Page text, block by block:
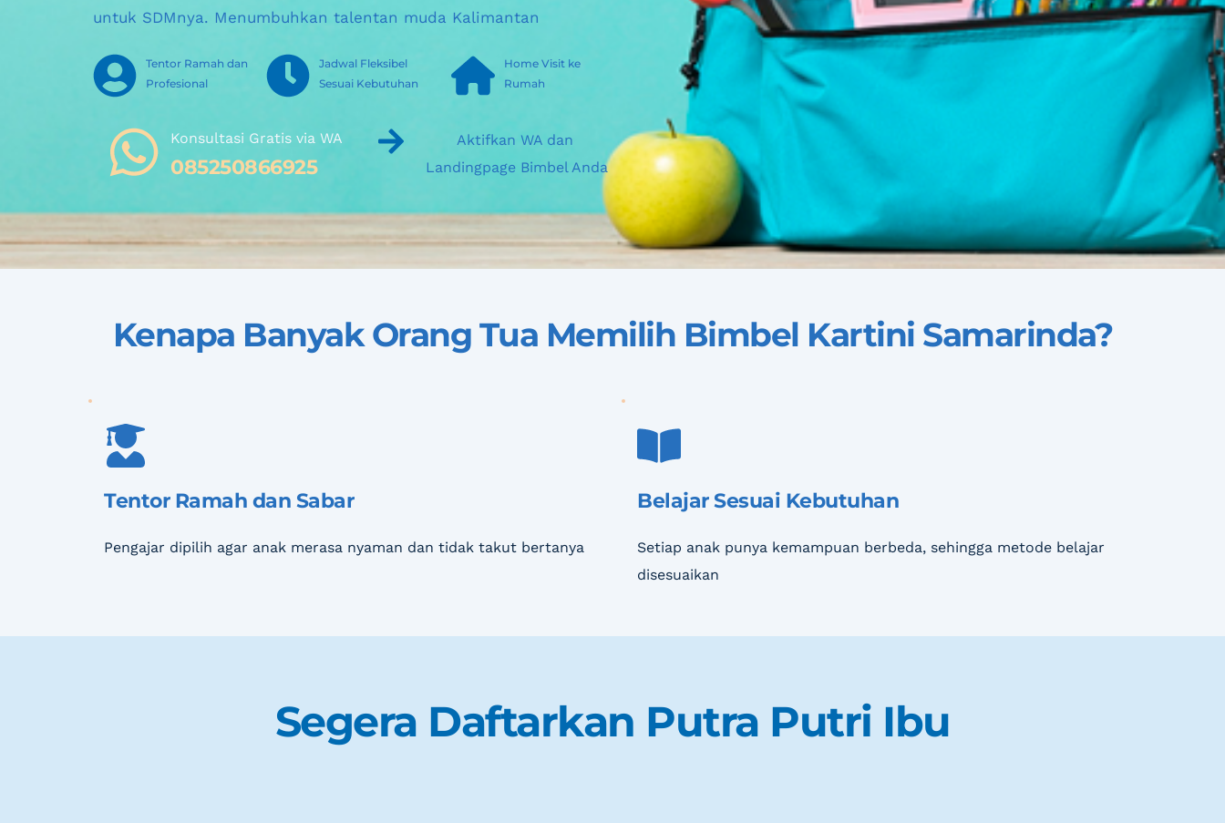
untuk SDMnya. Menumbuhkan talentan muda Kalimantan
Tentor Ramah dan
Profesional
Jadwal Fleksibel
Sesuai Kebutuhan
Home Visit ke
Rumah
Konsultasi Gratis via WA
085250866925
Aktifkan WA dan
Landingpage Bimbel Anda
Kenapa Banyak Orang Tua Memilih Bimbel Kartini Samarinda?
Tentor Ramah dan Sabar
Pengajar dipilih agar anak merasa nyaman dan tidak takut bertanya
Belajar Sesuai Kebutuhan
Setiap anak punya kemampuan berbeda, sehingga metode belajar
disesuaikan
Segera Daftarkan Putra Putri Ibu